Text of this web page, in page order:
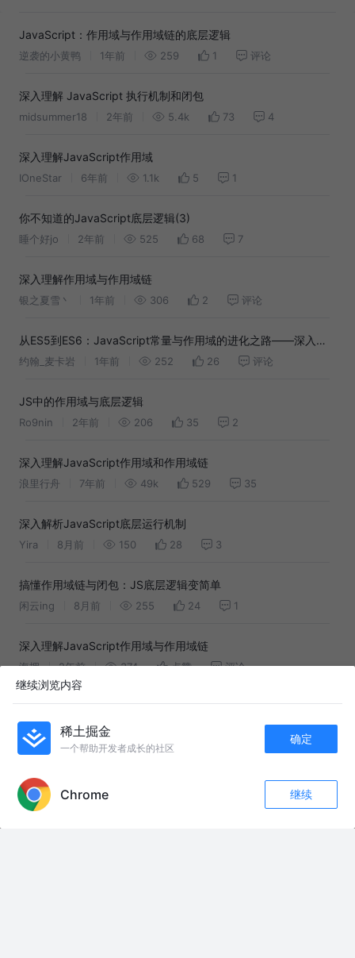
119
JavaScript：作用域与作用域链的底层逻辑
逆袭的小黄鸭 1年前 259 1 评论
深入理解 JavaScript 执行机制和闭包
midsummer18 2年前 5.4k 73 4
深入理解JavaScript作用域
IOneStar 6年前 1.1k 5 1
你不知道的JavaScript底层逻辑(3)
睡个好jo 2年前 525 68 7
深入理解作用域与作用域链
银之夏雪丶 1年前 306 2 评论
从ES5到ES6：JavaScript常量与作用域的进化之路——深入解
析const与块级作用域的底层逻辑
约翰_麦卡岩 1年前 252 26 评论
JS中的作用域与底层逻辑
Ro9nin 2年前 206 35 2
深入理解JavaScript作用域和作用域链
浪里行舟 7年前 49k 529 35
深入解析JavaScript底层运行机制
Yira 8月前 150 28 3
搞懂作用域链与闭包：JS底层逻辑变简单
闲云ing 8月前 255 24 1
深入理解JavaScript作用域与作用域链
海拥 2年前 374 点赞 评论
深入理解this指针和作用域
front_explorers 1
哦abc 2年前
继续浏览内容
稀土掘金
一个帮助开发者成长的社区
确定
Chrome 继续